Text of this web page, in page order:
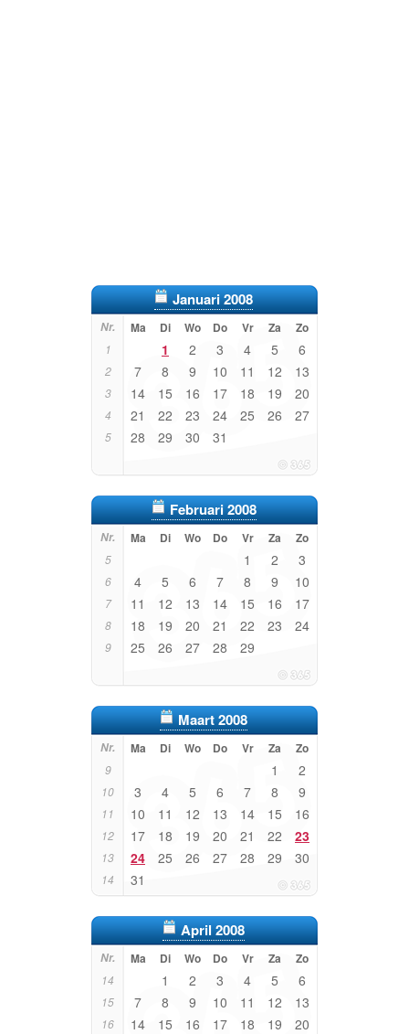
Januari 2008
Nr. Ma Di Wo Do Vr Za Zo
1 1 2 3 4 5 6
2 7 8 9 10 11 12 13
3 14 15 16 17 18 19 20
4 21 22 23 24 25 26 27
5 28 29 30 31
Februari 2008
Nr. Ma Di Wo Do Vr Za Zo
5 1 2 3
6 4 5 6 7 8 9 10
7 11 12 13 14 15 16 17
8 18 19 20 21 22 23 24
9 25 26 27 28 29
Maart 2008
Nr. Ma Di Wo Do Vr Za Zo
9 1 2
10 3 4 5 6 7 8 9
11 10 11 12 13 14 15 16
12 17 18 19 20 21 22 23
13 24 25 26 27 28 29 30
14 31
April 2008
Nr. Ma Di Wo Do Vr Za Zo
14 1 2 3 4 5 6
15 7 8 9 10 11 12 13
16 14 15 16 17 18 19 20